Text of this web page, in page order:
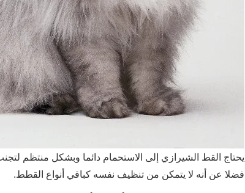
يحتاج القط الشيرازي إلى الاستحمام دائما وبشكل منتظم
فضلا عن أنه لا يتمكن من تنظيف نفسه كباقي أنواع القطط.